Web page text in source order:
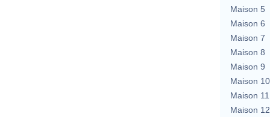
Maison 5
Maison 6
Maison 7
Maison 8
Maison 9
Maison 10
Maison 11
Maison 12